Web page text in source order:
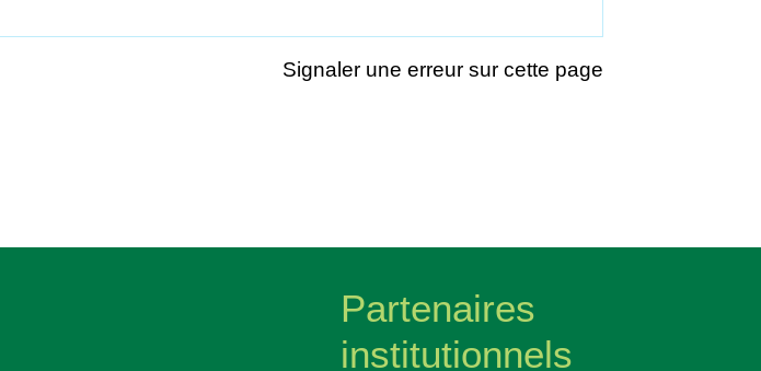
Signaler une erreur sur cette page
Partenaires
institutionnels